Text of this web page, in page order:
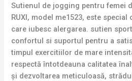
Sutienul de jogging pentru femei
RUXI, model me1523, este
care iubesc alergarea. sutien
confortul si suportul pentru a
timpul exercitiilor de mare
respectă întotdeauna calitatea
și dezvoltarea meticuloasă,